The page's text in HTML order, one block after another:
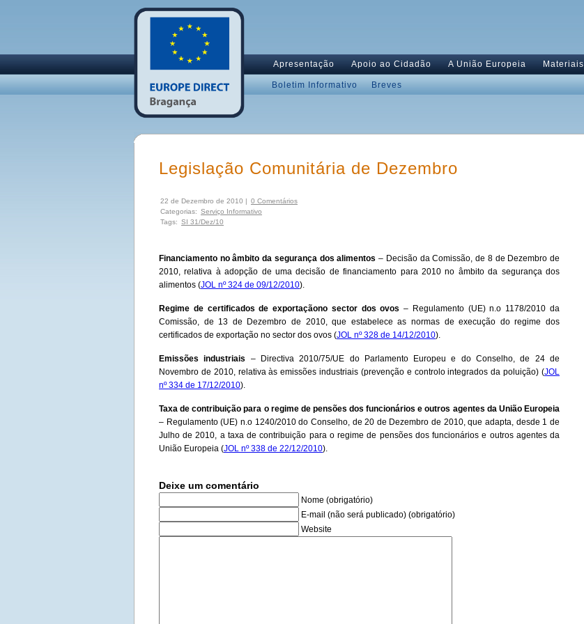
Apresentação Apoio ao Cidadão A União Europeia Materiais
Boletim Informativo Breves
Legislação Comunitária de Dezembro
22 de Dezembro de 2010 | 0 Comentários
Categorias: Serviço Informativo
Tags: SI 31/Dez/10
Financiamento no âmbito da segurança dos alimentos – Decisão da Comissão, de 8 de Dezembro de
2010, relativa à adopção de uma decisão de financiamento para 2010 no âmbito da segurança dos
alimentos (JOL nº 324 de 09/12/2010).
Regime de certificados de exportaçãono sector dos ovos – Regulamento (UE) n.o 1178/2010 da
Comissão, de 13 de Dezembro de 2010, que estabelece as normas de execução do regime dos
certificados de exportação no sector dos ovos (JOL nº 328 de 14/12/2010).
Emissões industriais – Directiva 2010/75/UE do Parlamento Europeu e do Conselho, de 24 de
Novembro de 2010, relativa às emissões industriais (prevenção e controlo integrados da poluição) (JOL
nº 334 de 17/12/2010).
Taxa de contribuição para o regime de pensões dos funcionários e outros agentes da União Europeia
– Regulamento (UE) n.o 1240/2010 do Conselho, de 20 de Dezembro de 2010, que adapta, desde 1 de
Julho de 2010, a taxa de contribuição para o regime de pensões dos funcionários e outros agentes da
União Europeia (JOL nº 338 de 22/12/2010).
Deixe um comentário
Nome (obrigatório)
E-mail (não será publicado) (obrigatório)
Website